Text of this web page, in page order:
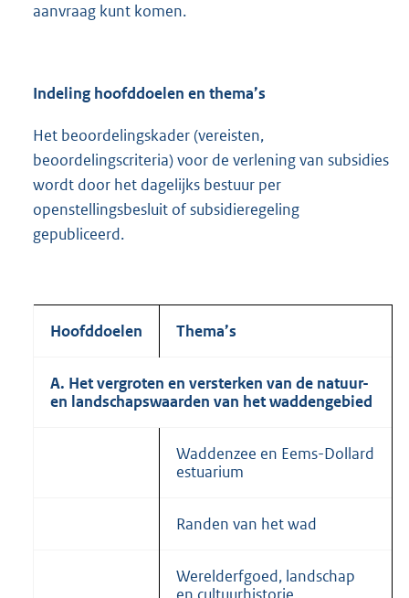
aanvraag kunt komen.
Indeling hoofddoelen en thema’s
Het beoordelingskader (vereisten,
beoordelingscriteria) voor de verlening van subsidies
wordt door het dagelijks bestuur per
openstellingsbesluit of subsidieregeling
gepubliceerd.
Hoofddoelen Thema’s
A. Het vergroten en versterken van de natuur-
en land­schaps­waarden van het waddengebied
Waddenzee en Eems-Dollard
estuarium
Randen van het wad
Werelderfgoed, landschap